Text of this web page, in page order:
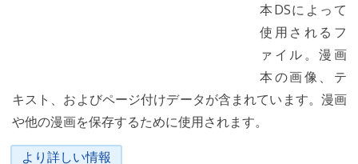
本DSによって
使用されるフ
ァイル。漫画
本の画像、テ
キスト、およびページ付けデータが含まれています。漫画
や他の漫画を保存するために使用されます。
より詳しい情報